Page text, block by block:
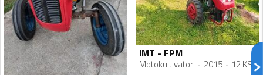
IMT - FPM
Motokultivatori 2015 12 KS